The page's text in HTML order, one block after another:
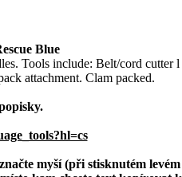
Blue
Tools include: Belt/cord cutter
attachment. Clam packed.
myší (při stisknutém